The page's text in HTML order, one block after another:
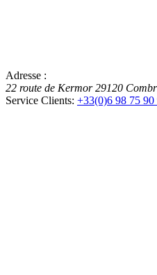
Adresse :
22 route de Kermor 29120
Service Clients: +33(0)6 98 75 90